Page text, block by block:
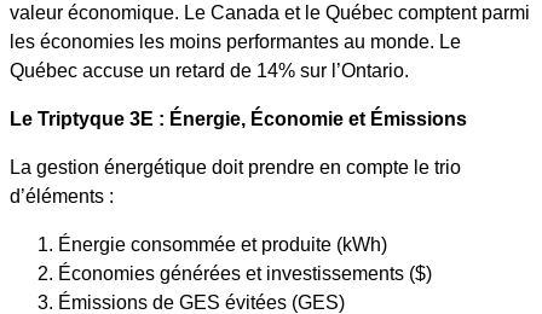
valeur économique. Le Canada et le Québec comptent parmi
les économies les moins performantes au monde. Le
Québec accuse un retard de 14% sur l’Ontario.
Le Triptyque 3E : Énergie, Économie et Émissions
La gestion énergétique doit prendre en compte le trio
d’éléments :
Énergie consommée et produite (kWh)
Économies générées et investissements ($)
Émissions de GES évitées (GES)